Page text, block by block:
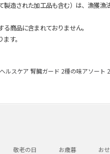
造された加工品も含む）は、漁獲漁
商品に含まれておりません。
す。
ルスケア 腎臓ガード 2種の味アソー
敬老の日 お歳暮 お